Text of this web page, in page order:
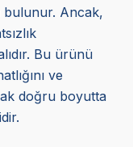
bulunur. Ancak,
Bu ürünü
ve
doğru boyutta